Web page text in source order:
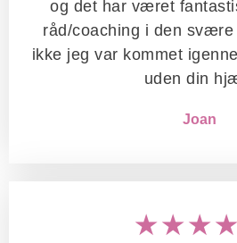
og det har været
råd/coaching i den svære
ikke jeg var kommet
uden din
Joan